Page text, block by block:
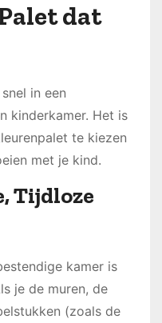
dat
in een
kinderkamer. Het is
te kiezen
met je kind.
Tijdloze
kamer is
je de muren, de
(zoals de